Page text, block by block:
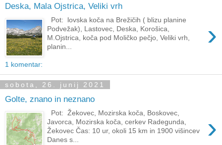
Deska, Mala Ojstrica, Veliki vrh
›
Pot: lovska koča na Brežičih ( blizu planine
Podvežak), Lastovec, Deska, Korošica,
M.Ojstrica, koča pod Moličko pečjo, Veliki vrh,
planin...
1 komentar:
sobota, 26. junij 2021
Golte, znano in neznano
›
Pot: Žekovec, Mozirska koča, Boskovec,
Javorca, Mozirska koča, cerkev Radegunda,
Žekovec Čas: 10 ur, okoli 15 km in 1900 višincev
Danes s...